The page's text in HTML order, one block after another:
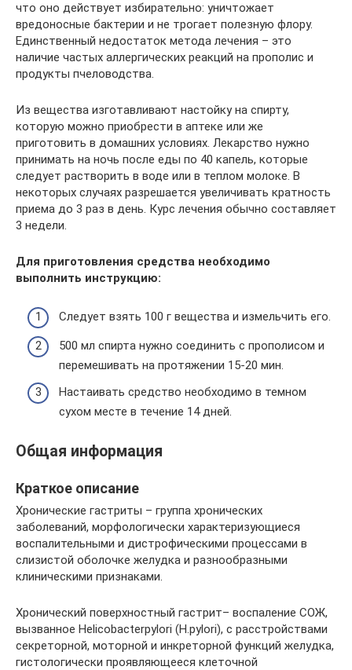
что оно действует избирательно: уничтожает
вредоносные бактерии и не трогает полезную флору.
Единственный недостаток метода лечения – это
наличие частых аллергических реакций на прополис и
продукты пчеловодства.
Из вещества изготавливают настойку на спирту,
которую можно приобрести в аптеке или же
приготовить в домашних условиях. Лекарство нужно
принимать на ночь после еды по 40 капель, которые
следует растворить в воде или в теплом молоке. В
некоторых случаях разрешается увеличивать кратность
приема до 3 раз в день. Курс лечения обычно составляет
3 недели.
Для приготовления средства необходимо
выполнить инструкцию:
Следует взять 100 г вещества и измельчить его.
500 мл спирта нужно соединить с прополисом и
перемешивать на протяжении 15-20 мин.
Настаивать средство необходимо в темном
сухом месте в течение 14 дней.
Общая информация
Краткое описание
Хронические гастриты – группа хронических
заболеваний, морфологически характеризующиеся
воспалительными и дистрофическими процессами в
слизистой оболочке желудка и разнообразными
клиническими признаками.
Хронический поверхностный гастрит– воспаление СОЖ,
вызванное Helicobacterpylori (H.pylori), с расстройствами
секреторной, моторной и инкреторной функций желудка,
гистологически проявляющееся клеточной